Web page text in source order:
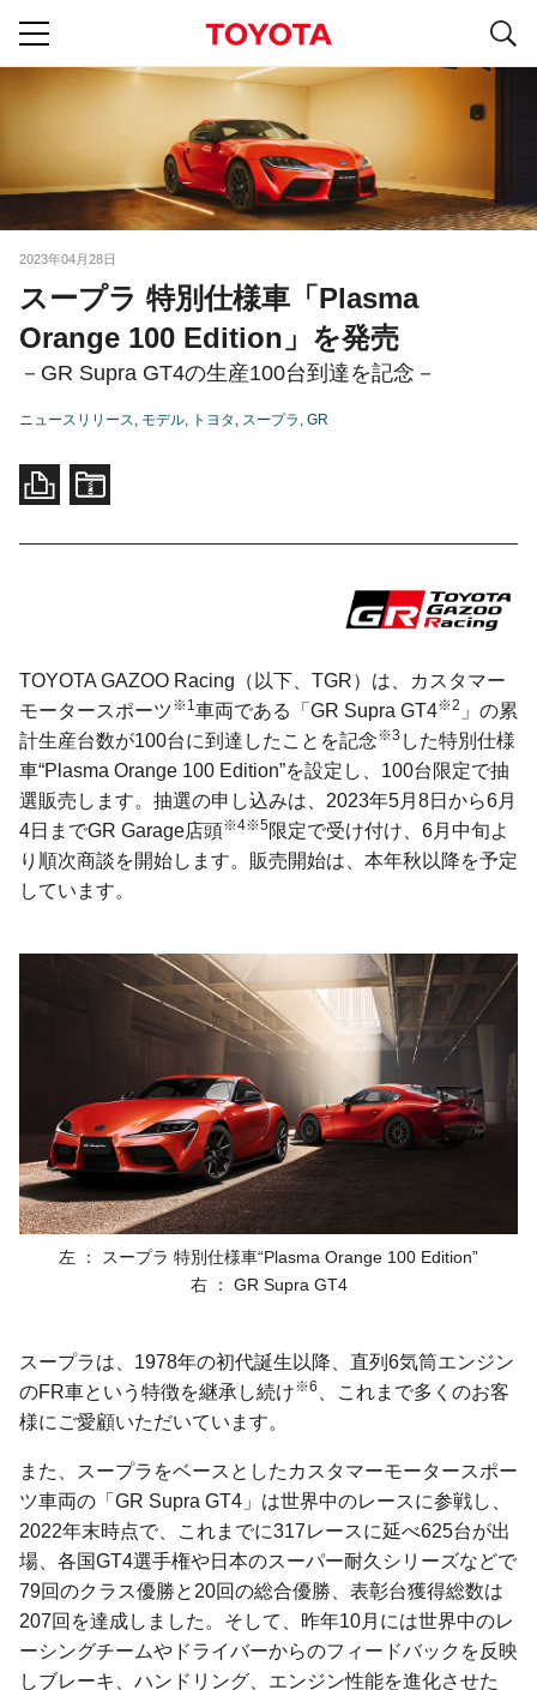
2023年04月28日
スープラ 特別仕様車「Plasma
Orange 100 Edition」を発売
－GR Supra GT4の生産100台到達を記念－
ニュースリリース モデル トヨタ スープラ GR
TOYOTA GAZOO Racing（以下、TGR）は、カスタマー
モータースポーツ※1車両である「GR Supra GT4※2 」の累
計生産台数が100台に到達したことを記念※3 した特別仕様
車“Plasma Orange 100 Edition”を設定し、100台限定で抽
選販売します。抽選の申し込みは、2023年5月8日から6月
4日までGR Garage店頭※4※5限定で受け付け、6月中旬よ
り順次商談を開始します。販売開始は、本年秋以降を予定
しています。
左 ： スープラ 特別仕様車“Plasma Orange 100 Edition”
右 ： GR Supra GT4
スープラは、1978年の初代誕生以降、直列6気筒エンジン
のFR車という特徴を継承し続け※6
、これまで多くのお客
様にご愛顧いただいています。
また、スープラをベースとしたカスタマーモータースポー
ツ車両の「GR Supra GT4」は世界中のレースに参戦し、
2022年末時点で、これまでに317レースに延べ625台が出
場、各国GT4選手権や日本のスーパー耐久シリーズなどで
79回のクラス優勝と20回の総合優勝、表彰台獲得総数は
207回を達成しました。そして、昨年10月には世界中のレ
ーシングチームやドライバーからのフィードバックを反映
しブレーキ、ハンドリング、エンジン性能を進化させた